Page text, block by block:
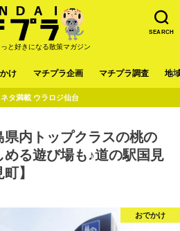
SEARCH
と好きになる散策マガジン
け マチプラ企画 マチプラ調査 地
ネタ満載 ウラロジ仙台
県内トップクラスの桃の
る遊び場も♪道の駅国見
】
おでかけ